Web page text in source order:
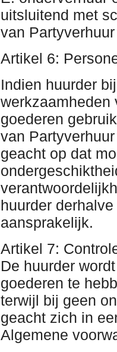
uitsluitend met
van
Artikel 6:
Indien huurder
werkzaamheden
goederen
van
geacht op dat
huurder
aansprakelijk.
Artikel 7:
De huurder
goederen te
terwijl bij geen
geacht zich in
Algemene